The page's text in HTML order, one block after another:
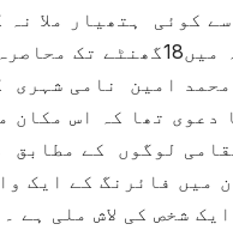
کوئی ہتھیار ملا نہ
سرینگر کے مضافاتی علاقے
امین نامی شہری
دعوی تھا کہ اس مکان
لوگوں کے
میں فائرنگ کے ایک
شخص کی لاش ملی